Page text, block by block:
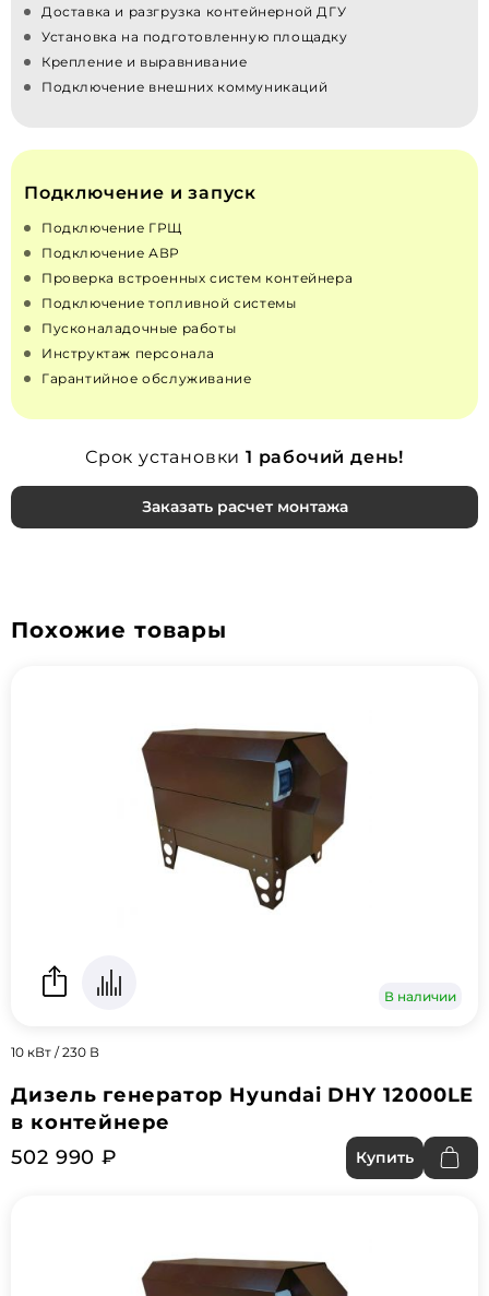
Доставка и разгрузка контейнерной ДГУ
Установка на подготовленную площадку
Крепление и выравнивание
Подключение внешних коммуникаций
Подключение и запуск
Подключение ГРЩ
Подключение АВР
Проверка встроенных систем контейнера
Подключение топливной системы
Пусконаладочные работы
Инструктаж персонала
Гарантийное обслуживание
Срок установки 1 рабочий день!
Заказать расчет монтажа
Похожие товары
В наличии
10 кВт / 230 В
Дизель генератор Hyundai DHY 12000LE
в контейнере
502 990 ₽
Купить